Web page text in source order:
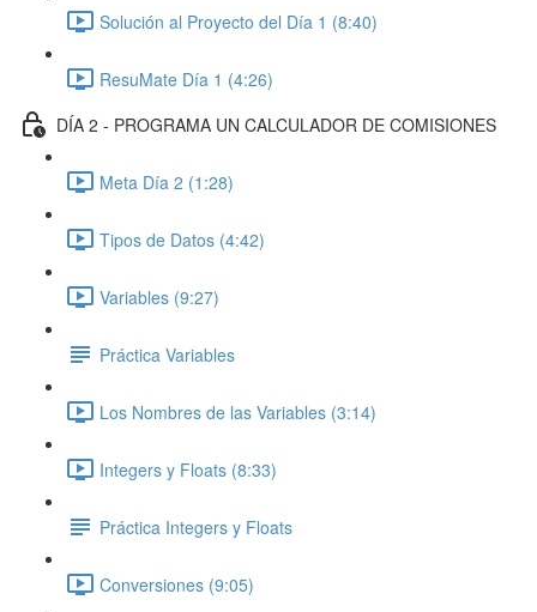
Solución al Proyecto del Día 1 (8:40)
ResuMate Día 1 (4:26)
DÍA 2 - PROGRAMA UN CALCULADOR DE COMISIONES
Meta Día 2 (1:28)
Tipos de Datos (4:42)
Variables (9:27)
Práctica Variables
Los Nombres de las Variables (3:14)
Integers y Floats (8:33)
Práctica Integers y Floats
Conversiones (9:05)